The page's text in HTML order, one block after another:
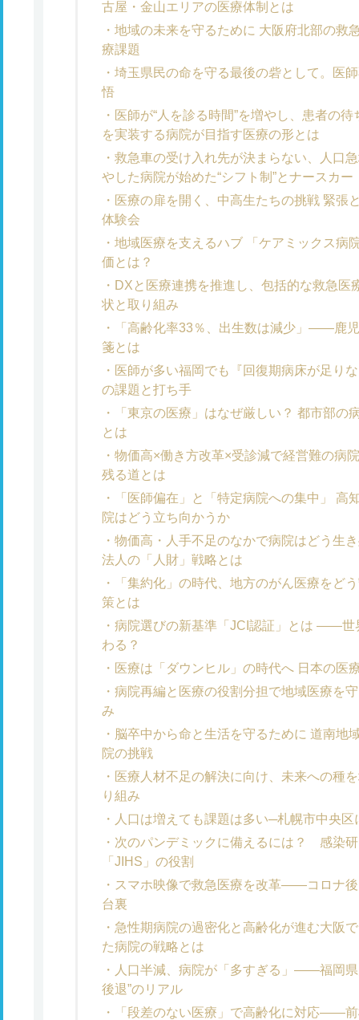
古屋・金山エリアの医療体制とは
地域の未来を守るために 大阪府北部の救
療課題
埼玉県民の命を守る最後の砦として。医
悟
医師が“人を診る時間”を増やし、患者の
を実装する病院が目指す医療の形とは
救急車の受け入れ先が決まらない、人口
やした病院が始めた“シフト制”とナースカー
医療の扉を開く、中高生たちの挑戦 緊張
体験会
地域医療を支えるハブ 「ケアミックス病
価とは？
DXと医療連携を推進し、包括的な救急
状と取り組み
「高齢化率33％、出生数は減少」――鹿
箋とは
医師が多い福岡でも『回復期病床が足り
の課題と打ち手
「東京の医療」はなぜ厳しい？ 都市部の
とは
物価高×働き方改革×受診減で経営難の病
残る道とは
「医師偏在」と「特定病院への集中」 高
院はどう立ち向かうか
物価高・人手不足のなかで病院はどう生
法人の「人財」戦略とは
「集約化」の時代、地方のがん医療を
策とは
病院選びの新基準「JCI認証」とは ――世
わる？
医療は「ダウンヒル」の時代へ 日本の医
病院再編と医療の役割分担で地域医療を
み
脳卒中から命と生活を守るために 道南地
院の挑戦
医療人材不足の解決に向け、未来への種
り組み
人口は増えても課題は多い─札幌市中央
次のパンデミックに備えるには？ 感染
「JIHS」の役割
スマホ映像で救急医療を改革――コロナ
台裏
急性期病院の過密化と高齢化が進む大阪
た病院の戦略とは
人口半減、病院が「多すぎる」――福岡
後退”のリアル
「段差のない医療」で高齢化に対応――